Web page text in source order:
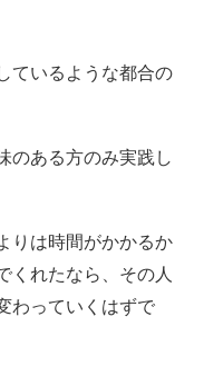
ているような都合の
のある方のみ実践し
りは時間がかかるか
くれたなら、その人
わっていくはずで